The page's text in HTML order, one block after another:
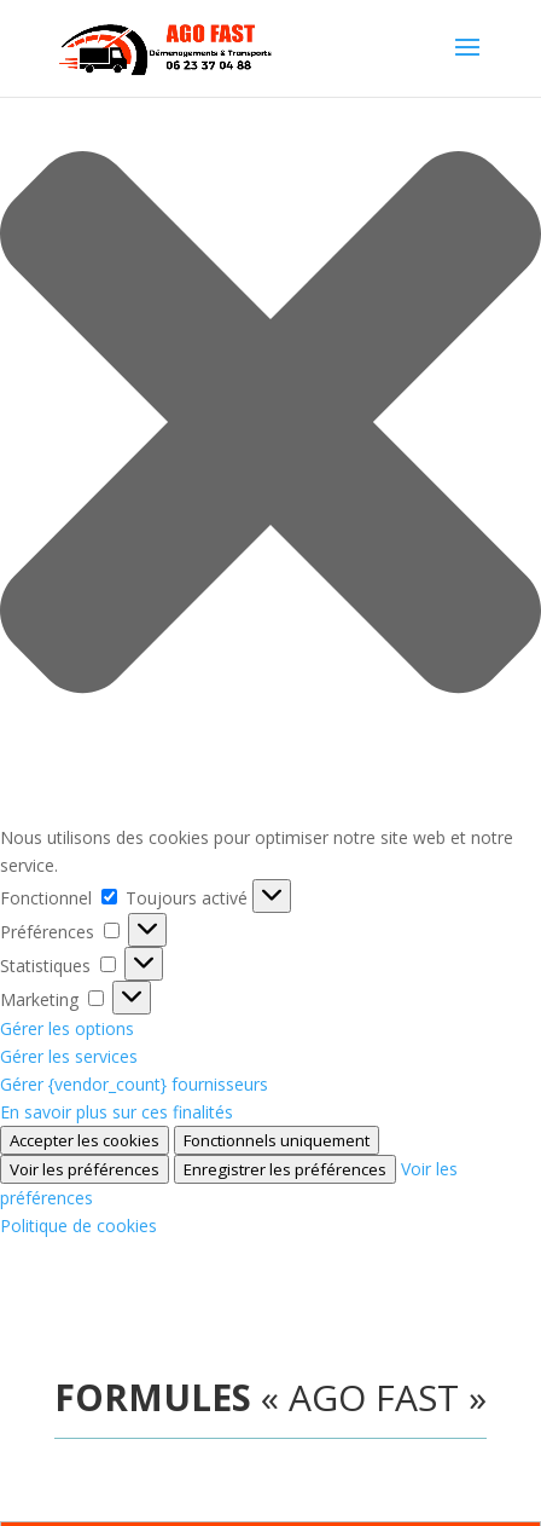
Nous utilisons des cookies pour optimiser notre site web et notre
service.
Fonctionnel
Fonctionnel
Toujours activé
Préférences
Préférences
Statistiques
Statistiques
Marketing
Marketing
Gérer les options
Gérer les services
Gérer {vendor_count} fournisseurs
En savoir plus sur ces finalités
Accepter les cookies
Fonctionnels uniquement
Voir les préférences
Enregistrer les préférences
Voir les
préférences
Politique de cookies
FORMULES « AGO FAST »